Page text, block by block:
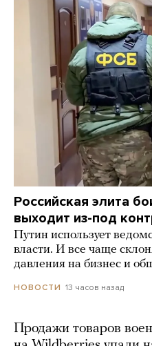
Российская элита
выходит из-под
Путин использует
власти. И все чаще
давления на бизнес и
НОВОСТИ 13 часов назад
Продажи товаров